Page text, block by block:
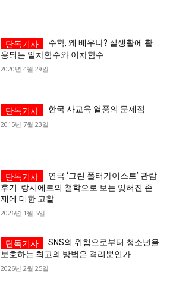
수학, 왜 배우나? 실생활에 활
용되는 일차함수와 이차함수
2020년 4월 29일
한국 사교육 열풍의 문제점
2015년 7월 23일
연극 ‘그린 폴터가이스트’ 관람
후기: 랑시에르의 철학으로 보는 잊혀진 존
재에 대한 고찰
2026년 1월 5일
SNS의 위험으로부터 청소년을
보호하는 최고의 방법은 격리뿐인가
2026년 2월 25일